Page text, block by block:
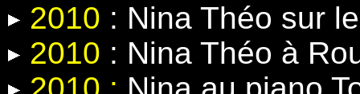
2010 : Nina Théo sur
2010 : Nina Théo à